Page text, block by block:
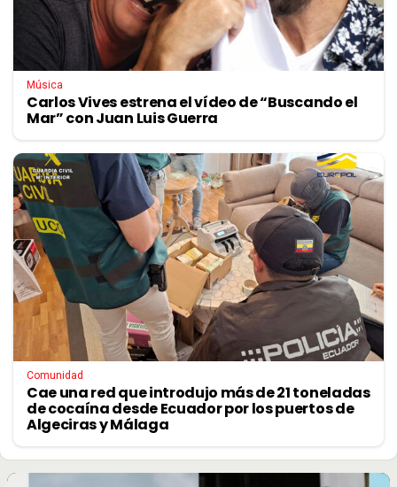
Música
Carlos Vives estrena el vídeo de “Buscando el
Mar” con Juan Luis Guerra
Comunidad
Cae una red que introdujo más de 21 toneladas
de cocaína desde Ecuador por los puertos de
Algeciras y Málaga